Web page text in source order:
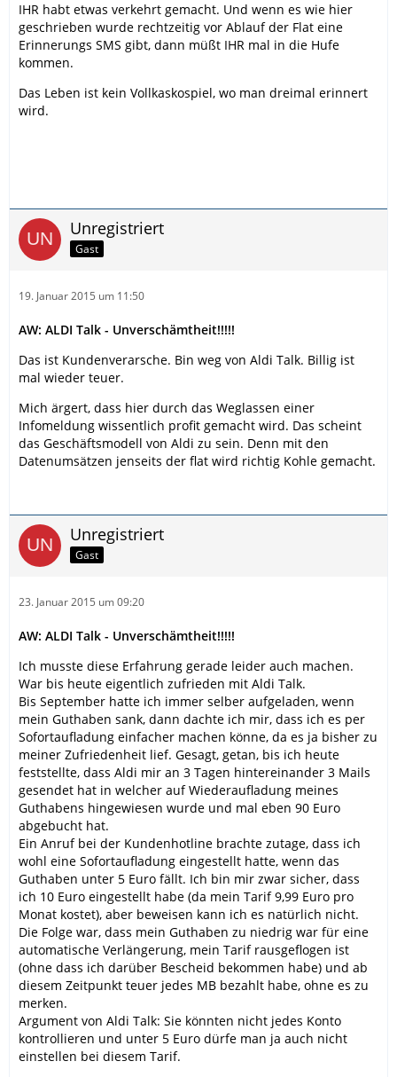
IHR habt etwas verkehrt gemacht. Und wenn es wie hier
geschrieben wurde rechtzeitig vor Ablauf der Flat eine
Erinnerungs SMS gibt, dann müßt IHR mal in die Hufe
kommen.
Das Leben ist kein Vollkaskospiel, wo man dreimal erinnert
wird.
Unregistriert
Gast
19. Januar 2015 um 11:50
AW: ALDI Talk - Unverschämtheit!!!!!
Das ist Kundenverarsche. Bin weg von Aldi Talk. Billig ist
mal wieder teuer.
Mich ärgert, dass hier durch das Weglassen einer
Infomeldung wissentlich profit gemacht wird. Das scheint
das Geschäftsmodell von Aldi zu sein. Denn mit den
Datenumsätzen jenseits der flat wird richtig Kohle gemacht.
Unregistriert
Gast
23. Januar 2015 um 09:20
AW: ALDI Talk - Unverschämtheit!!!!!
Ich musste diese Erfahrung gerade leider auch machen.
War bis heute eigentlich zufrieden mit Aldi Talk.
Bis September hatte ich immer selber aufgeladen, wenn
mein Guthaben sank, dann dachte ich mir, dass ich es per
Sofortaufladung einfacher machen könne, da es ja bisher zu
meiner Zufriedenheit lief. Gesagt, getan, bis ich heute
feststellte, dass Aldi mir an 3 Tagen hintereinander 3 Mails
gesendet hat in welcher auf Wiederaufladung meines
Guthabens hingewiesen wurde und mal eben 90 Euro
abgebucht hat.
Ein Anruf bei der Kundenhotline brachte zutage, dass ich
wohl eine Sofortaufladung eingestellt hatte, wenn das
Guthaben unter 5 Euro fällt. Ich bin mir zwar sicher, dass
ich 10 Euro eingestellt habe (da mein Tarif 9,99 Euro pro
Monat kostet), aber beweisen kann ich es natürlich nicht.
Die Folge war, dass mein Guthaben zu niedrig war für eine
automatische Verlängerung, mein Tarif rausgeflogen ist
(ohne dass ich darüber Bescheid bekommen habe) und ab
diesem Zeitpunkt teuer jedes MB bezahlt habe, ohne es zu
merken.
Argument von Aldi Talk: Sie könnten nicht jedes Konto
kontrollieren und unter 5 Euro dürfe man ja auch nicht
einstellen bei diesem Tarif.